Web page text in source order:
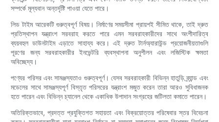
সম্পর্কে মূল্যবান অন্তর্দৃষ্টি পাওয়া যেতে পারে।
লিড টাইম আরেকটি গুরুত্বপূর্ণ বিষয়। নির্মাণের সময়সীমা প্রায়শই সীমিত থাকে, তাই দ্রুত
প্রতিস্থাপন যন্ত্রাংশ সরবরাহ করতে পারে এমন সরবরাহকারীদের সাথে অংশীদারিত্ব
ব্যয়বহুল ডাউনটাইম এড়াতে সাহায্য করে। এই দ্রুত টার্নঅ্যারাউন্ড প্রয়োজনীয়তাগুলি
পূরণের জন্য সরবরাহকারীর ইনভেন্টরি ব্যবস্থাপনা অনুশীলন এবং লজিস্টিক ক্ষমতা
অবিচ্ছেদ্য।
পণ্যের পরিসর এবং সামঞ্জস্যতাও গুরুত্বপূর্ণ। যেসব সরবরাহকারী বিভিন্ন হাতুড়ি ব্র্যান্ড এবং
মডেলের সাথে সামঞ্জস্যপূর্ণ বিস্তৃত পরিসরের যন্ত্রাংশ মজুত করেন তারা আরও সুবিধাজনক
হতে পারেন এবং বিভিন্ন চ্যানেল থেকে একাধিক উপাদান সংগ্রহের জটিলতা কমাতে পারেন।
অতিরিক্তভাবে, প্রদত্ত প্রযুক্তিগত সহায়তা এবং বিক্রয়োত্তর পরিষেবার স্তর বিবেচনা